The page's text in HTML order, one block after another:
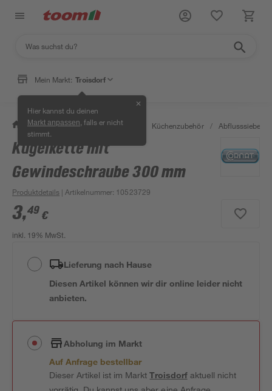
Mein Markt: Troisdorf
Hier kannst du deinen
Markt anpassen , falls er nicht
stimmt.
✕
/ Wohnen & Haushalt / Küche Küchenzubehör / Abflusssiebe
Kugelkette mit
Gewindeschraube 300 mm
Produktdetails | Artikelnummer: 10523729
3,49 €
inkl. 19% MwSt.
Lieferung nach Hause
Diesen Artikel können wir dir online leider nicht
anbieten.
Abholung im Markt
Auf Anfrage bestellbar
Dieser Artikel ist im MarktTroisdorfaktuell nicht